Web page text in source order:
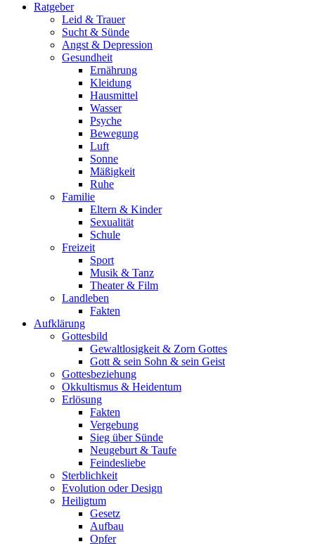
Ratgeber
Leid & Trauer
Sucht & Sünde
Angst & Depression
Gesundheit
Ernährung
Kleidung
Hausmittel
Wasser
Psyche
Bewegung
Luft
Sonne
Mäßigkeit
Ruhe
Familie
Eltern & Kinder
Sexualität
Schule
Freizeit
Sport
Musik & Tanz
Theater & Film
Landleben
Fakten
Aufklärung
Gottesbild
Gewaltlosigkeit & Zorn Gottes
Gott & sein Sohn & sein Geist
Gottesbeziehung
Okkultismus & Heidentum
Erlösung
Fakten
Vergebung
Sieg über Sünde
Neugeburt & Taufe
Feindesliebe
Sterblichkeit
Evolution oder Design
Heiligtum
Gesetz
Aufbau
Opfer